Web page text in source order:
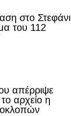
στο Στεφάνι
του 112
απέρριψε
αρχείο η